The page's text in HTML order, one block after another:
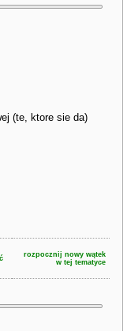
(te, ktore sie da)
rozpocznij nowy wątek
w tej tematyce